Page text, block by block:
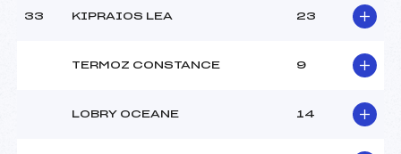
33 KIPRAIOS LEA 23
TERMOZ CONSTANCE 9
LOBRY OCEANE 14